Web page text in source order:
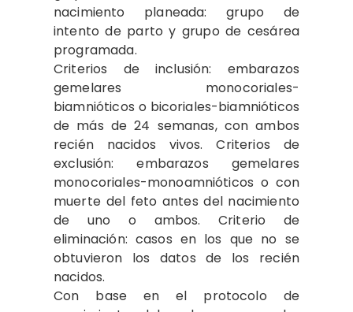
nacimiento planeada: grupo de
intento de parto y grupo de cesárea
programada.
Criterios de inclusión: embarazos
gemelares monocoriales-
biamnióticos o bicoriales-biamnióticos
de más de 24 semanas, con ambos
recién nacidos vivos. Criterios de
exclusión: embarazos gemelares
monocoriales-monoamnióticos o con
muerte del feto antes del nacimiento
de uno o ambos. Criterio de
eliminación: casos en los que no se
obtuvieron los datos de los recién
nacidos.
Con base en el protocolo de